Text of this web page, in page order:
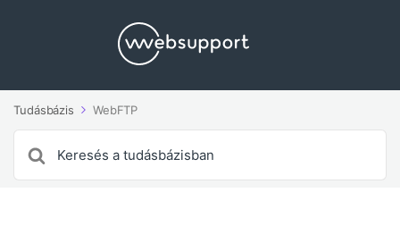
Tudásbázis WebFTP
For